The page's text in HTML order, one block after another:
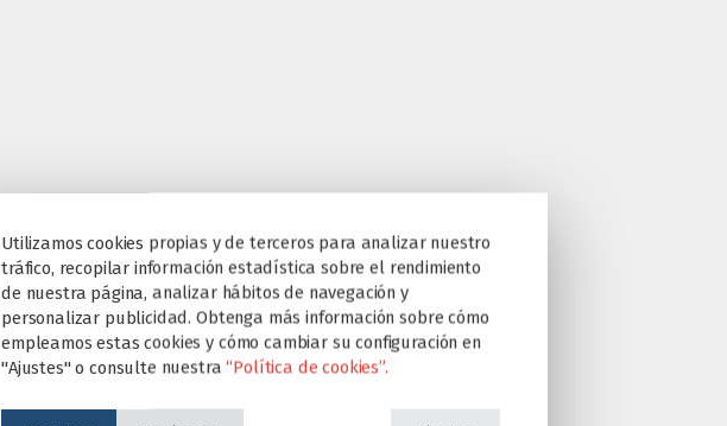
Utilizamos cookies propias y de terceros para analizar nuestro
tráfico, recopilar información estadística sobre el rendimiento
de nuestra página, analizar hábitos de navegación y
personalizar publicidad. Obtenga más información sobre cómo
empleamos estas cookies y cómo cambiar su configuración en
"Ajustes" o consulte nuestra“Política de cookies”.